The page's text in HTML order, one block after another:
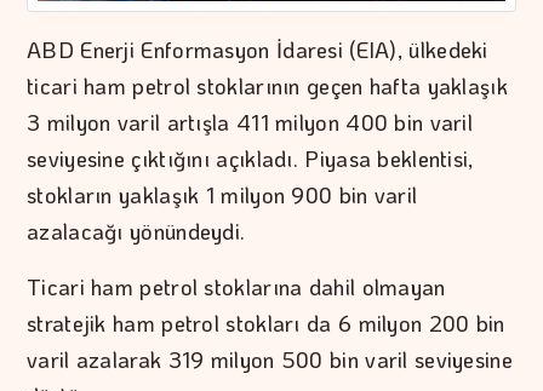
ABD Enerji Enformasyon İdaresi (EIA), ülkedeki
ticari ham petrol stoklarının geçen hafta yaklaşık
3 milyon varil artışla 411 milyon 400 bin varil
seviyesine çıktığını açıkladı. Piyasa beklentisi,
stokların yaklaşık 1 milyon 900 bin varil
azalacağı yönündeydi.
Ticari ham petrol stoklarına dahil olmayan
stratejik ham petrol stokları da 6 milyon 200 bin
varil azalarak 319 milyon 500 bin varil seviyesine